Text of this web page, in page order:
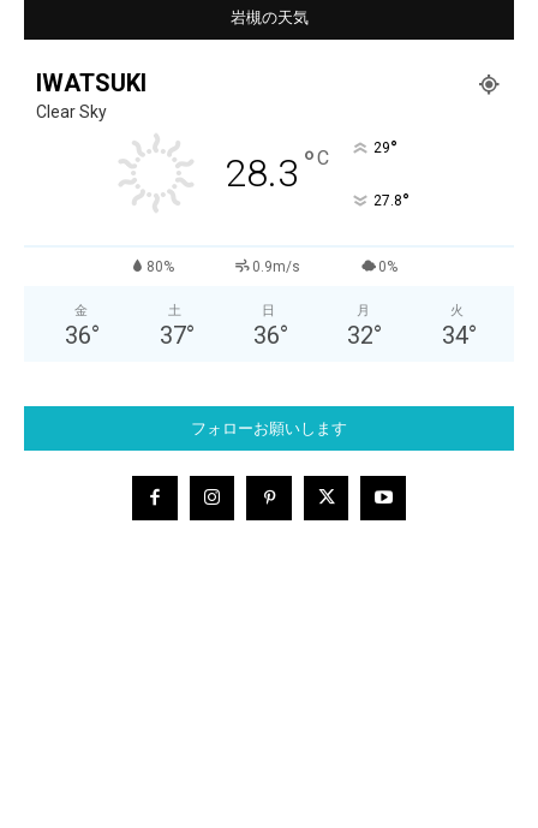
岩槻の天気
IWATSUKI
Clear Sky
28.3 °C 29°
27.8°
80% 0.9m/s 0%
金
36°
土
37°
日
36°
月
32°
火
34°
フォローお願いします